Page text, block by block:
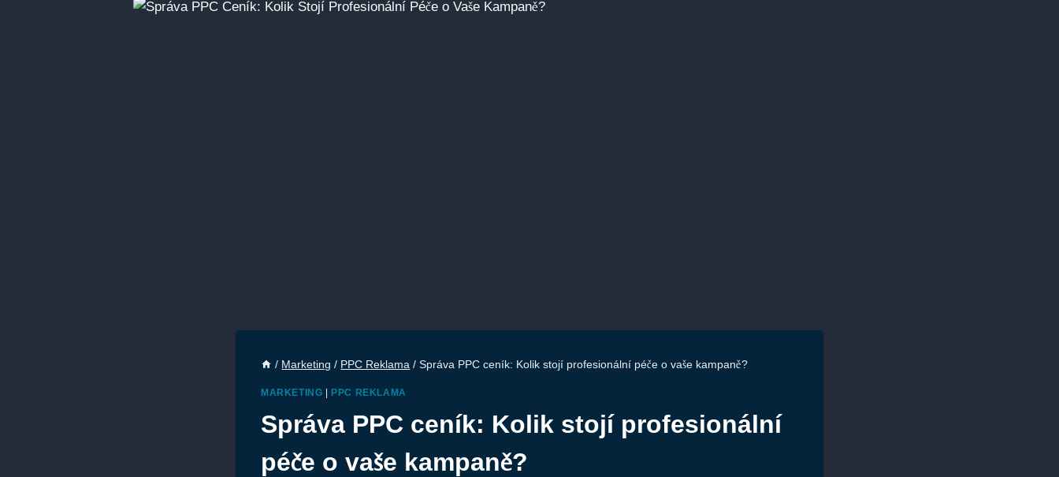
/ Marketing / PPC Reklama / Správa PPC ceník: Kolik stojí profesionální péče o vaše kampaně?
MARKETING | PPC REKLAMA
Správa PPC ceník: Kolik stojí profesionální
péče o vaše kampaně?